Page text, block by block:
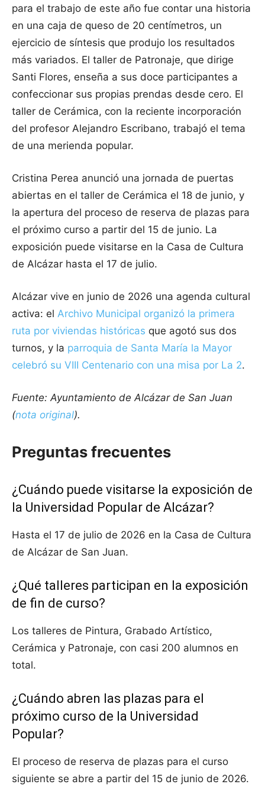
para el trabajo de este año fue contar una historia
en una caja de queso de 20 centímetros, un
ejercicio de síntesis que produjo los resultados
más variados. El taller de Patronaje, que dirige
Santi Flores, enseña a sus doce participantes a
confeccionar sus propias prendas desde cero. El
taller de Cerámica, con la reciente incorporación
del profesor Alejandro Escribano, trabajó el tema
de una merienda popular.
Cristina Perea anunció una jornada de puertas
abiertas en el taller de Cerámica el 18 de junio, y
la apertura del proceso de reserva de plazas para
el próximo curso a partir del 15 de junio. La
exposición puede visitarse en la Casa de Cultura
de Alcázar hasta el 17 de julio.
Alcázar vive en junio de 2026 una agenda cultural
activa: el Archivo Municipal organizó la primera
ruta por viviendas históricas que agotó sus dos
turnos, y la parroquia de Santa María la Mayor
celebró su VIII Centenario con una misa por La 2.
Fuente: Ayuntamiento de Alcázar de San Juan
(nota original).
Preguntas frecuentes
¿Cuándo puede visitarse la exposición de
la Universidad Popular de Alcázar?
Hasta el 17 de julio de 2026 en la Casa de Cultura
de Alcázar de San Juan.
¿Qué talleres participan en la exposición
de fin de curso?
Los talleres de Pintura, Grabado Artístico,
Cerámica y Patronaje, con casi 200 alumnos en
total.
¿Cuándo abren las plazas para el
próximo curso de la Universidad
Popular?
El proceso de reserva de plazas para el curso
siguiente se abre a partir del 15 de junio de 2026.